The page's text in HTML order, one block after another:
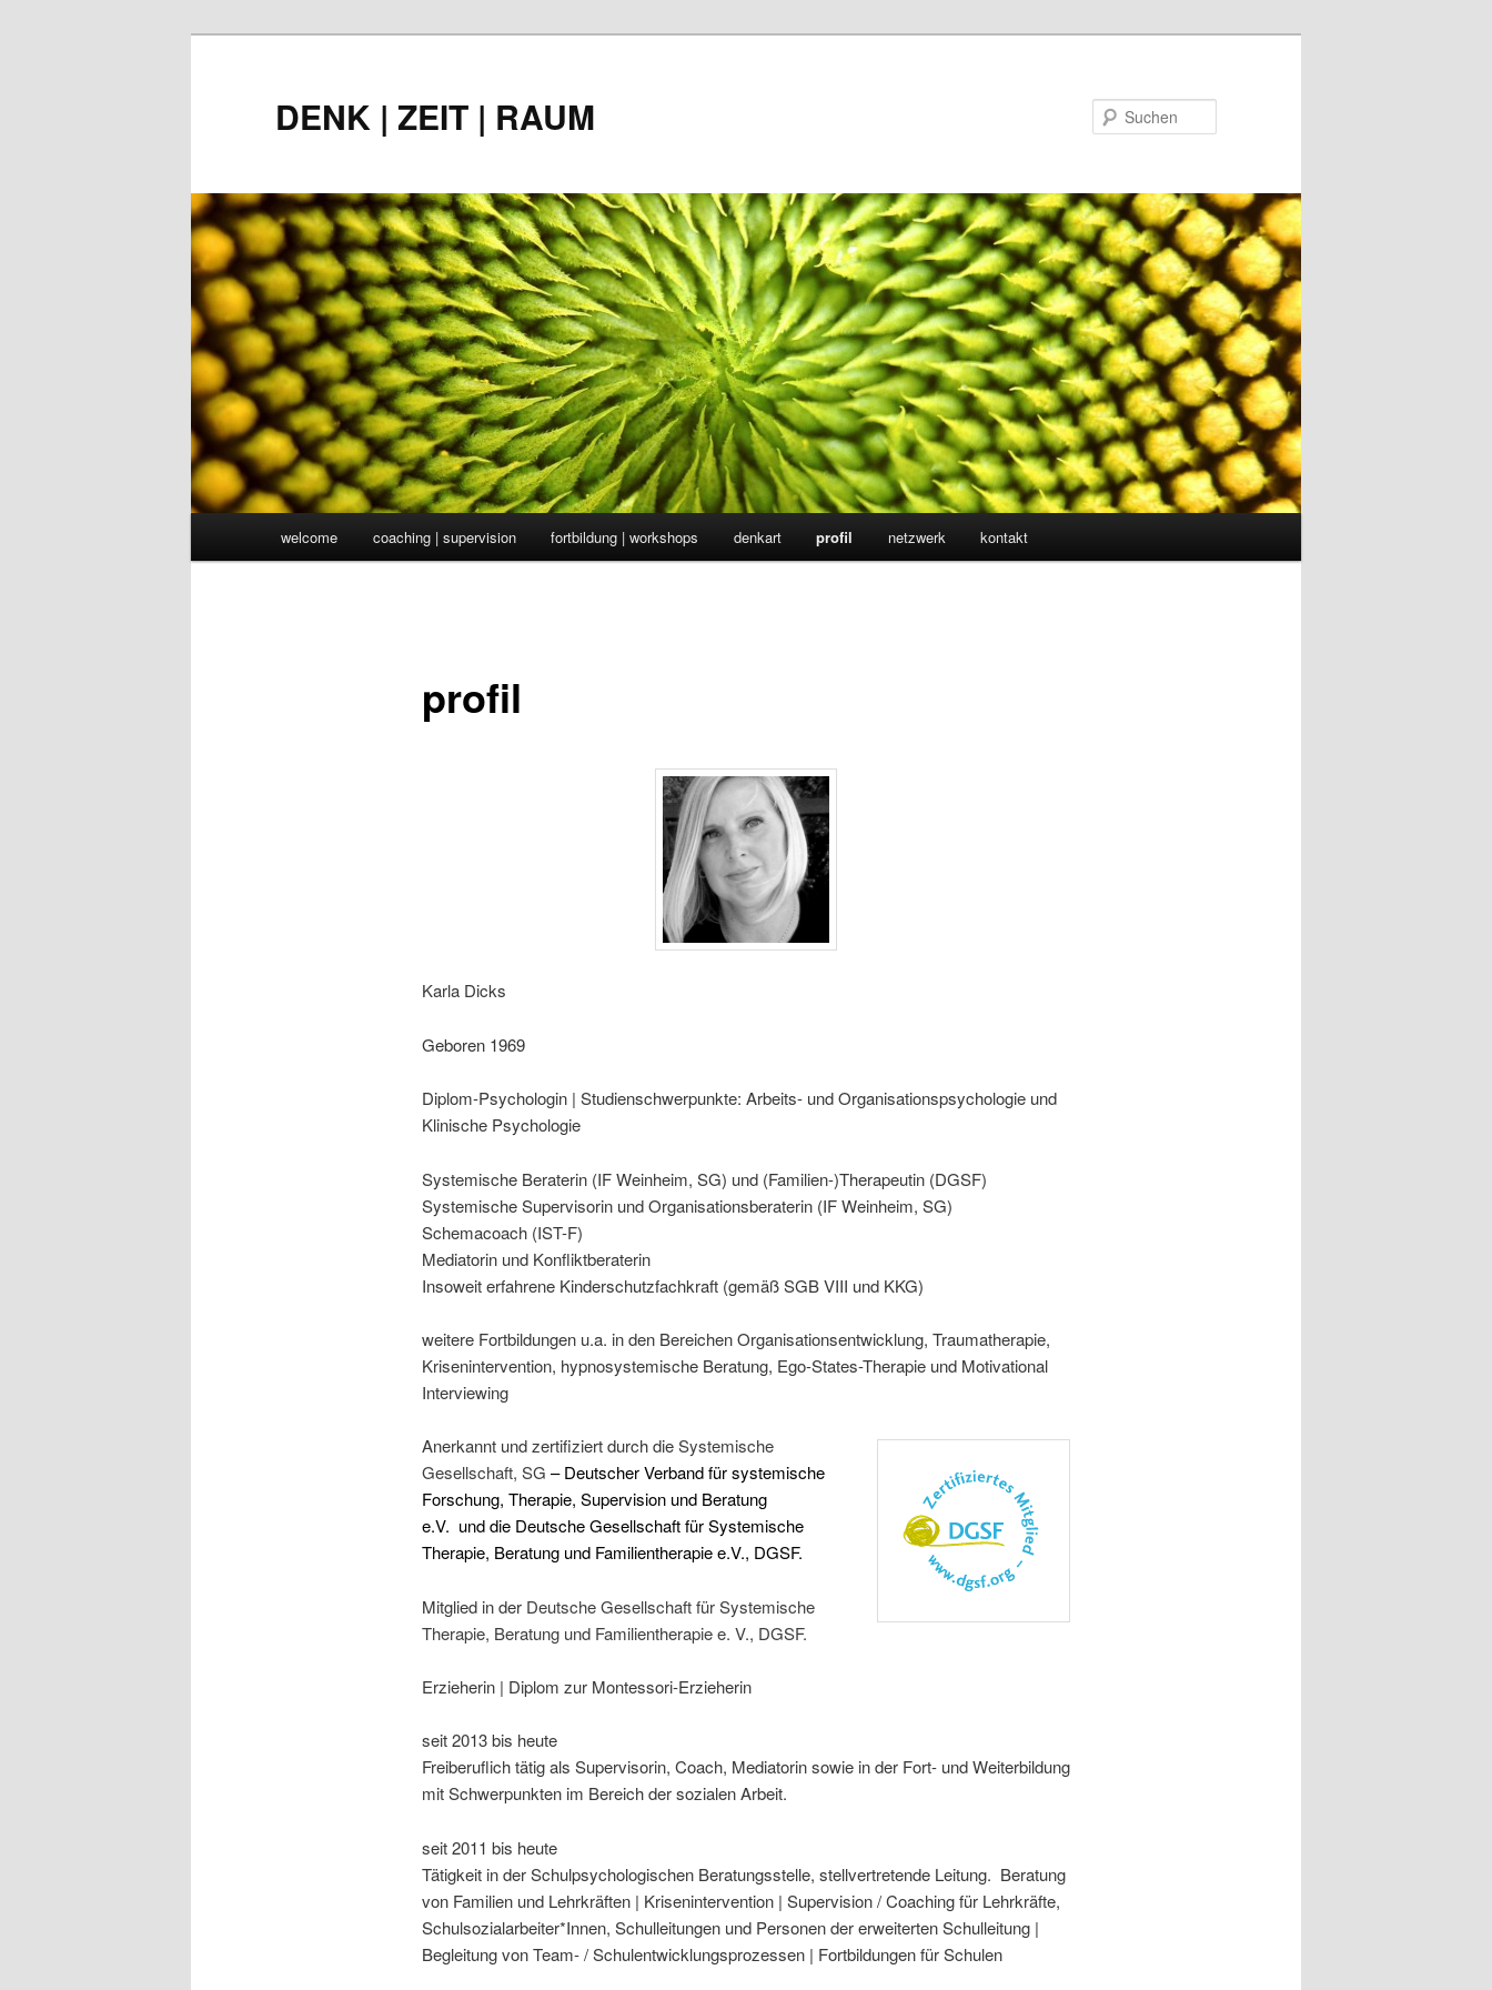
DENK | ZEIT | RAUM
welcome coaching | supervision fortbildung | workshops denkart profil netzwerk kontakt
profil
Karla Dicks
Geboren 1969
Diplom-Psychologin | Studienschwerpunkte: Arbeits- und Organisationspsychologie und
Klinische Psychologie
Systemische Beraterin (IF Weinheim, SG) und (Familien-)Therapeutin (DGSF)
Systemische Supervisorin und Organisationsberaterin (IF Weinheim, SG)
Schemacoach (IST-F)
Mediatorin und Konfliktberaterin
Insoweit erfahrene Kinderschutzfachkraft (gemäß SGB VIII und KKG)
weitere Fortbildungen u.a. in den Bereichen Organisationsentwicklung, Traumatherapie,
Krisenintervention, hypnosystemische Beratung, Ego-States-Therapie und Motivational
Interviewing
Anerkannt und zertifiziert durch dieSystemische
Gesellschaft, SG – Deutscher Verband für systemische
Forschung, Therapie, Supervision und Beratung
e.V. und die Deutsche Gesellschaft für Systemische
Therapie, Beratung und Familientherapie e.V., DGSF.
Mitglied in der Deutsche Gesellschaft für Systemische
Therapie, Beratung und Familientherapie e. V., DGSF.
Erzieherin | Diplom zur Montessori-Erzieherin
seit 2013 bis heute
Freiberuflich tätig als Supervisorin, Coach, Mediatorin sowie in der Fort- und Weiterbildung
mit Schwerpunkten im Bereich der sozialen Arbeit.
seit 2011 bis heute
Tätigkeit in der Schulpsychologischen Beratungsstelle, stellvertretende Leitung. Beratung
von Familien und Lehrkräften | Krisenintervention | Supervision / Coaching für Lehrkräfte,
Schulsozialarbeiter*Innen, Schulleitungen und Personen der erweiterten Schulleitung |
Begleitung von Team- / Schulentwicklungsprozessen | Fortbildungen für Schulen